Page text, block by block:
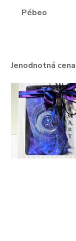
Pébeo
Jenodnotná